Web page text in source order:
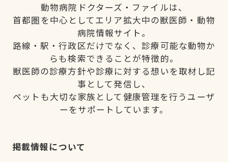
動物病院ドクターズ・ファイルは、
首都圏を中心としてエリア拡大中の獣医師・動物
病院情報サイト。
路線・駅・行政区だけでなく、診療可能な動物か
らも検索できることが特徴的。
獣医師の診療方針や診療に対する想いを取材し記
事として発信し、
ペットも大切な家族として健康管理を行うユーザ
ーをサポートしています。
掲載情報について